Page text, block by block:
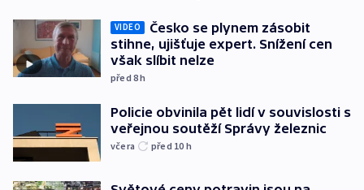
VIDEO
Česko se plynem zásobit
stihne, ujišťuje expert. Snížení cen
však slíbit nelze
před 8h
Policie obvinila pět lidí v souvislosti s
veřejnou soutěží Správy železnic
včera před 10 h